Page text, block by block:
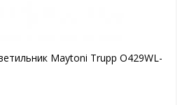
Maytoni Trupp O429WL-